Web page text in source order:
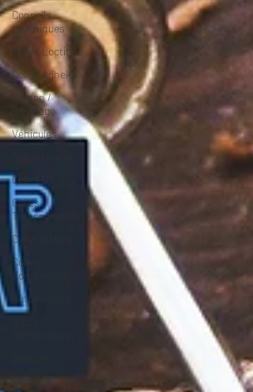
Conseils
techniques
Colles Loctite
Colles Adheko
Maison /
Bricolage
Véhicules
Colles UV
Colles
Transparentes
Coller du bois
Colles
Kommerling
Automobiles
Les métiers